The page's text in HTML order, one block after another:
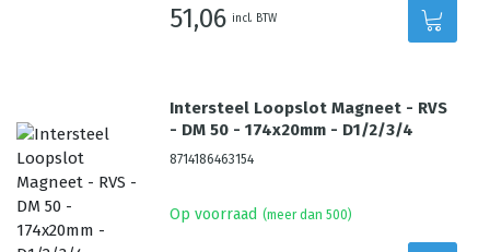
51,06 incl. BTW
Intersteel Loopslot Magneet - RVS
- DM 50 - 174x20mm - D1/2/3/4
8714186463154
Op voorraad (meer dan 500)